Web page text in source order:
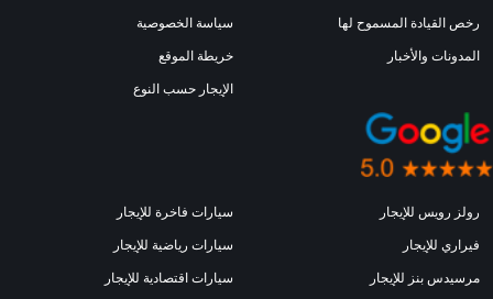
رخص القيادة المسموح لها
المدونات والأخبار
سياسة الخصوصية
خريطة الموقع
الإيجار حسب النوع
رولز رويس للإيجار
فيراري للإيجار
مرسيدس بنز للإيجار
سيارات فاخرة للإيجار
سيارات رياضية للإيجار
سيارات اقتصادية للإيجار